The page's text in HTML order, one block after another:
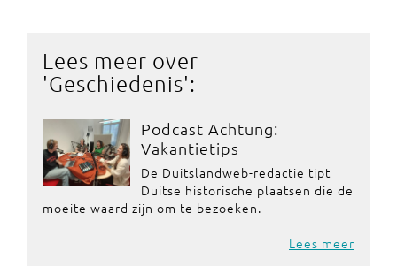
Lees meer over
'Geschiedenis':
Podcast Achtung:
Vakantietips
De Duitslandweb-redactie tipt
Duitse historische plaatsen die de
moeite waard zijn om te bezoeken.
Lees meer